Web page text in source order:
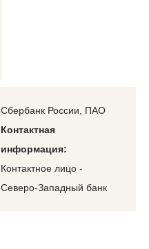
Сбербанк России, ПАО
Контактная
информация:
Контактное лицо -
Северо-Западный банк